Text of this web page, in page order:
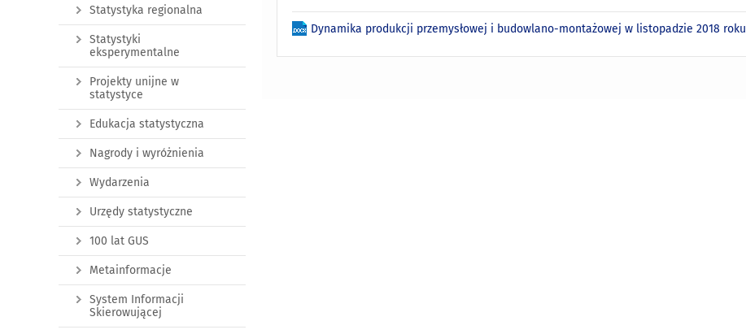
Dynamika produkcji przemysłowej i budowlano-montażowej w listopadzie 2018 roku
Statystyka regionalna
Statystyki
eksperymentalne
Projekty unijne w
statystyce
Edukacja statystyczna
Nagrody i wyróżnienia
Wydarzenia
Urzędy statystyczne
100 lat GUS
Metainformacje
System Informacji
Skierowującej